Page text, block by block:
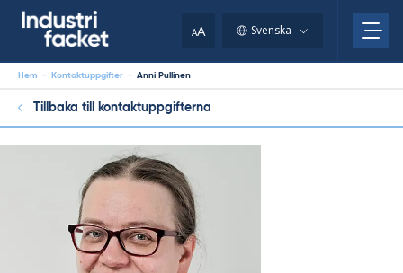
AA Svenska
Hem - Kontaktuppgifter - Anni Pullinen
Tillbaka till kontaktuppgifterna